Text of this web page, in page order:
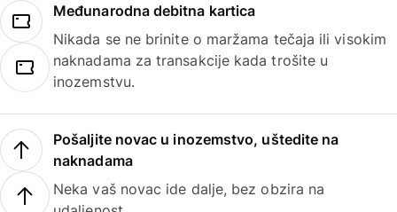
Međunarodna debitna kartica
Nikada se ne brinite o maržama tečaja ili visokim
naknadama za transakcije kada trošite u
inozemstvu.
Pošaljite novac u inozemstvo, uštedite na
naknadama
Neka vaš novac ide dalje, bez obzira na